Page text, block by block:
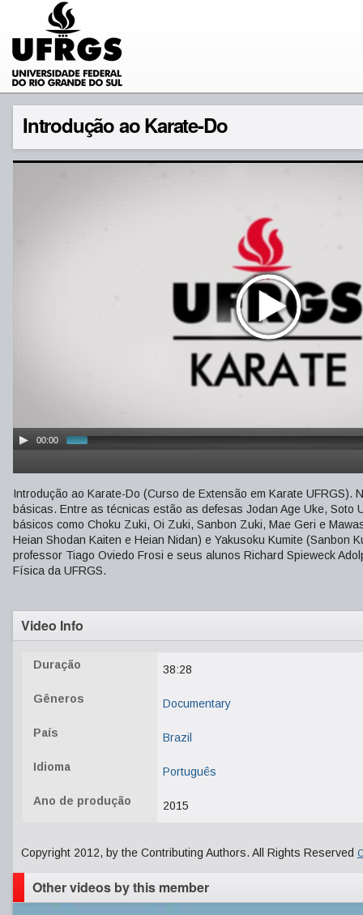
Introdução ao Karate-Do
00:00
Introdução ao Karate-Do (Curso de Extensão em Karate
básicas. Entre as técnicas estão as defesas Jodan Age Uke,
básicos como Choku Zuki, Oi Zuki, Sanbon Zuki, Mae Geri e
Heian Shodan Kaiten e Heian Nidan) e Yakusoku Kumite (Sanbon
professor Tiago Oviedo Frosi e seus alunos Richard Spieweck
Física da UFRGS.
Video Info
Duração 38:28
Gêneros Documentary
País Brazil
Idioma Português
Ano de produção 2015
Copyright 2012, by the Contributing Authors. All Rights Reserved
Other videos by this member